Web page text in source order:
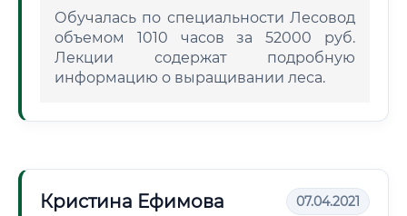
Обучалась по специальности Лесовод
объемом 1010 часов за 52000 руб.
Лекции содержат подробную
информацию о выращивании леса.
Кристина Ефимова 07.04.2021